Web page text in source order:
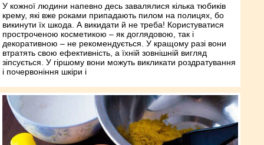
У кожної людини напевно десь завалялися кілька тюбиків
крему, які вже роками припадають пилом на полицях, бо
викинути їх шкода. А викидати й не треба! Користуватися
простроченою косметикою – як доглядовою, так і
декоративною – не рекомендується. У кращому разі вони
втратять свою ефективність, а їхній зовнішній вигляд
зіпсується. У гіршому вони можуть викликати роздратування
і почервоніння шкіри і